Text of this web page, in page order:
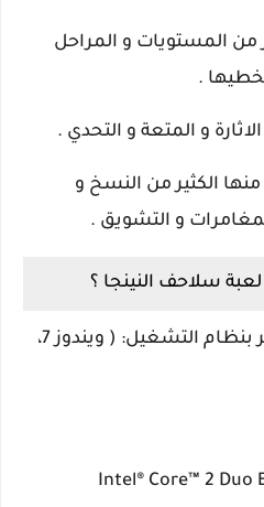
من المستويات و المراحل
.
و المتعة و التحدي .
الكثير من النسخ و
و التشويق .
سلاحف النينجا ؟
تعمل على أجهزة الكمبيوتر بنظام التشغيل: ( ويندوز 7،